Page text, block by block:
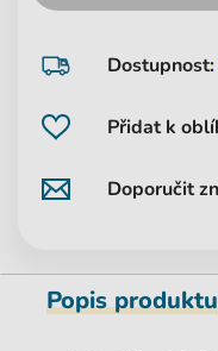
Přidat k
Doporučit
Dostupnost:
Popis produktu